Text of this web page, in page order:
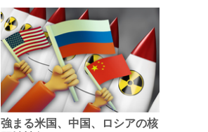
強まる米国、中国、ロシアの核